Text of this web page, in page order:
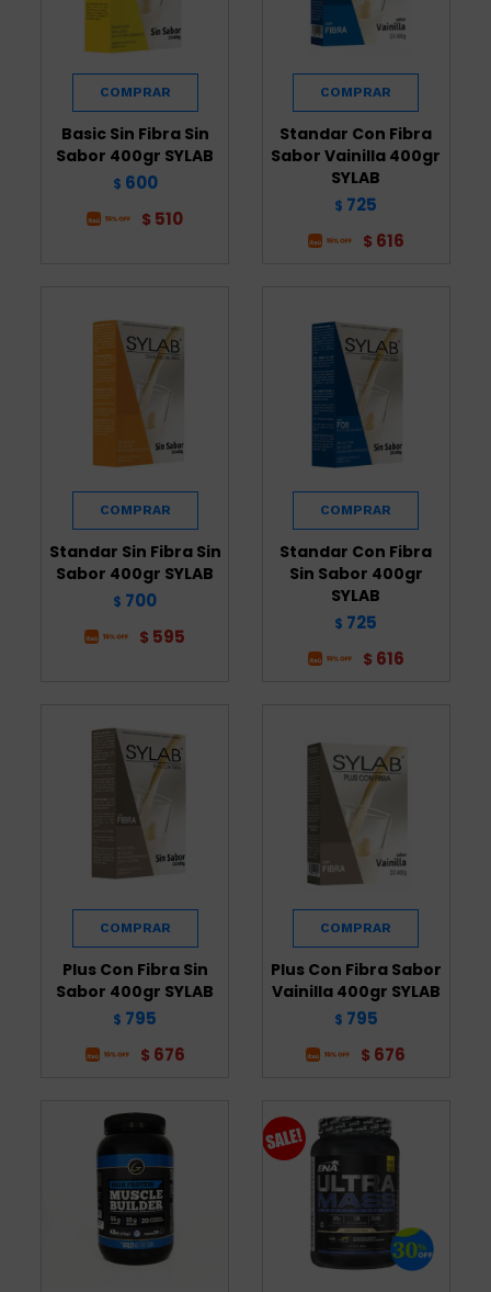
Basic Sin Fibra Sin
Sabor 400gr SYLAB
$ 600
$ 510
Standar Con Fibra
Sabor Vainilla 400gr
SYLAB
$ 725
$ 616
Standar Sin Fibra Sin
Sabor 400gr SYLAB
$ 700
$ 595
Standar Con Fibra
Sin Sabor 400gr
SYLAB
$ 725
$ 616
Plus Con Fibra Sin
Sabor 400gr SYLAB
$ 795
$ 676
Plus Con Fibra Sabor
Vainilla 400gr SYLAB
$ 795
$ 676